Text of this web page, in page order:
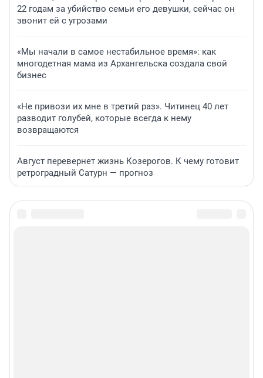
22 годам за убийство семьи его девушки, сейчас он
звонит ей с угрозами
«Мы начали в самое нестабильное время»: как
многодетная мама из Архангельска создала свой
бизнес
«Не привози их мне в третий раз». Читинец 40 лет
разводит голубей, которые всегда к нему
возвращаются
Август перевернет жизнь Козерогов. К чему готовит
ретроградный Сатурн — прогноз